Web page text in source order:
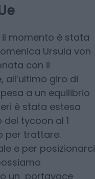
momento è stata
Ursula von
con il
all’ultimo giro di
a un equilibrio
è stata estesa
tycoon al 1
per trattare.
e per posizionarci
un portavoce